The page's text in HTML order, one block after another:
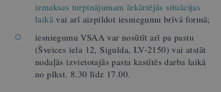
izmaksas turpinājumam ārkārtējās situācijas
laikā vai arī aizpildot iesniegumu brīvā formā;
iesniegumu VSAA var nosūtīt arī pa pastu
(Šveices iela 12, Sigulda, LV-2150) vai atstāt
nodaļās izvietotajās pasta kastītēs darba laikā
no plkst. 8.30 līdz 17.00.